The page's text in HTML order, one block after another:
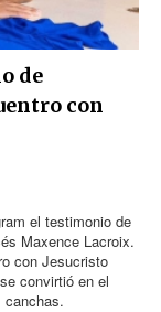
de
con
el testimonio de
Maxence Lacroix.
con Jesucristo
convirtió en el
canchas.